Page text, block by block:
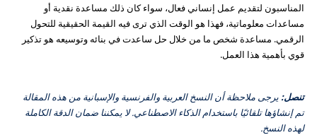
المناسبون لتقديم عمل إنساني فعال، سواء كان ذلك مساعدة نقدية أو
مساعدات معلوماتية، فهذا هو الوقت الذي ترى فيه القيمة الحقيقية للتحول
الرقمي. مساعدة شخص ما من خلال حل ساعدت في بنائه وتوسيعه هو تذكير
قوي بأهمية هذا العمل.
تنصل: يرجى ملاحظة أن النسخ العربية والفرنسية والإسبانية من هذه المقالة
تم إنشاؤها تلقائيًا باستخدام الذكاء الاصطناعي. لا يمكننا ضمان الدقة الكاملة
لهذه النسخ.